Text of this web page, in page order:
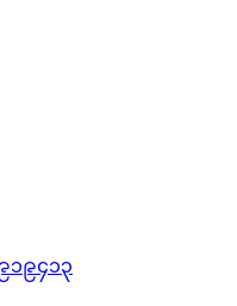
၁၉၄၁၃